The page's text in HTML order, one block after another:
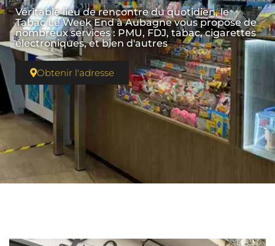
Véritable lieu de rencontre du quotidien, le
Tabac Le Week End à Aubagne vous propose de
nombreux services : PMU, FDJ, tabac, cigarettes
électroniques, et bien d'autres
Obtenir l'adresse